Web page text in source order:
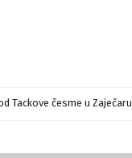
Tackove česme u Zaječaru